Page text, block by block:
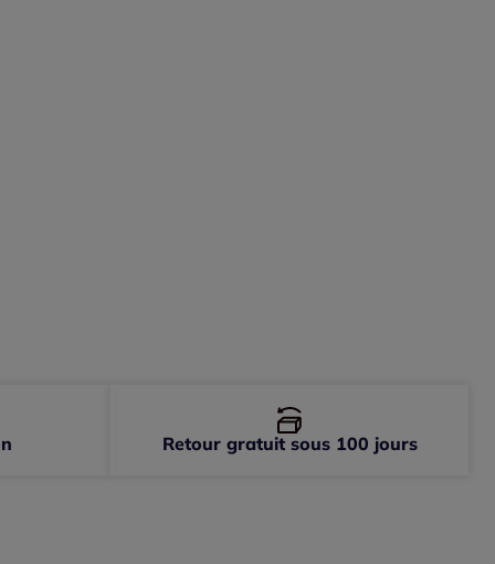
Retour gratuit sous 100 jours